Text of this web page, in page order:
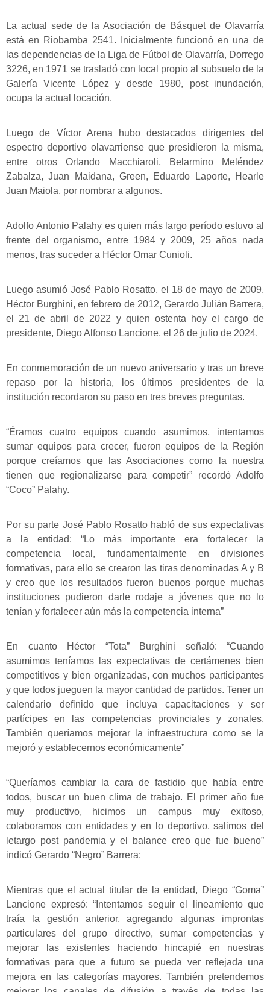
La actual sede de la Asociación de Básquet de Olavarría
está en Riobamba 2541. Inicialmente funcionó en una de
las dependencias de la Liga de Fútbol de Olavarría, Dorrego
3226, en 1971 se trasladó con local propio al subsuelo de la
Galería Vicente López y desde 1980, post inundación,
ocupa la actual locación.
Luego de Víctor Arena hubo destacados dirigentes del
espectro deportivo olavarriense que presidieron la misma,
entre otros Orlando Macchiaroli, Belarmino Meléndez
Zabalza, Juan Maidana, Green, Eduardo Laporte, Hearle
Juan Maiola, por nombrar a algunos.
Adolfo Antonio Palahy es quien más largo período estuvo al
frente del organismo, entre 1984 y 2009, 25 años nada
menos, tras suceder a Héctor Omar Cunioli.
Luego asumió José Pablo Rosatto, el 18 de mayo de 2009,
Héctor Burghini, en febrero de 2012, Gerardo Julián Barrera,
el 21 de abril de 2022 y quien ostenta hoy el cargo de
presidente, Diego Alfonso Lancione, el 26 de julio de 2024.
En conmemoración de un nuevo aniversario y tras un breve
repaso por la historia, los últimos presidentes de la
institución recordaron su paso en tres breves preguntas.
“Éramos cuatro equipos cuando asumimos, intentamos
sumar equipos para crecer, fueron equipos de la Región
porque creíamos que las Asociaciones como la nuestra
tienen que regionalizarse para competir” recordó Adolfo
“Coco” Palahy.
Por su parte José Pablo Rosatto habló de sus expectativas
a la entidad: “Lo más importante era fortalecer la
competencia local, fundamentalmente en divisiones
formativas, para ello se crearon las tiras denominadas A y B
y creo que los resultados fueron buenos porque muchas
instituciones pudieron darle rodaje a jóvenes que no lo
tenían y fortalecer aún más la competencia interna”
En cuanto Héctor “Tota” Burghini señaló: “Cuando
asumimos teníamos las expectativas de certámenes bien
competitivos y bien organizadas, con muchos participantes
y que todos jueguen la mayor cantidad de partidos. Tener un
calendario definido que incluya capacitaciones y ser
partícipes en las competencias provinciales y zonales.
También queríamos mejorar la infraestructura como se la
mejoró y establecernos económicamente”
“Queríamos cambiar la cara de fastidio que había entre
todos, buscar un buen clima de trabajo. El primer año fue
muy productivo, hicimos un campus muy exitoso,
colaboramos con entidades y en lo deportivo, salimos del
letargo post pandemia y el balance creo que fue bueno”
indicó Gerardo “Negro” Barrera:
Mientras que el actual titular de la entidad, Diego “Goma”
Lancione expresó: “Intentamos seguir el lineamiento que
traía la gestión anterior, agregando algunas improntas
particulares del grupo directivo, sumar competencias y
mejorar las existentes haciendo hincapié en nuestras
formativas para que a futuro se pueda ver reflejada una
mejora en las categorías mayores. También pretendemos